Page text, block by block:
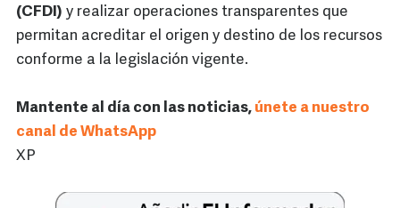
(CFDI) y realizar operaciones transparentes que
permitan acreditar el origen y destino de los recursos
conforme a la legislación vigente.
Mantente al día con las noticias, únete a nuestro
canal de WhatsApp
XP